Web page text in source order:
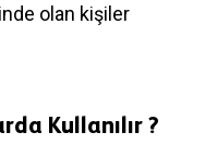
olan kişiler
Kullanılır ?